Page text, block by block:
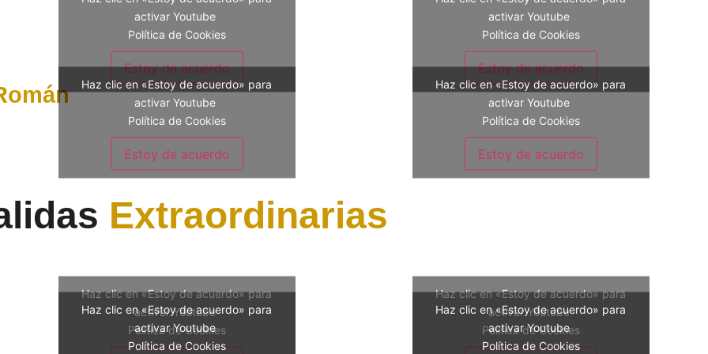
activar Youtube
Política de Cookies
Estoy de acuerdo
activar Youtube
Política de Cookies
Estoy de acuerdo
Haz clic en «Estoy de acuerdo» para
activar Youtube
Política de Cookies
Estoy de acuerdo
Haz clic en «Estoy de acuerdo» para
activar Youtube
Política de Cookies
Estoy de acuerdo
Extraordinarias
Haz clic en «Estoy de acuerdo» para
activar Youtube
Política de Cookies
Haz clic en «Estoy de acuerdo» para
activar Youtube
Política de Cookies
Haz clic en «Estoy de acuerdo» para
activar Youtube
Política de Cookies
Haz clic en «Estoy de acuerdo» para
activar Youtube
Política de Cookies